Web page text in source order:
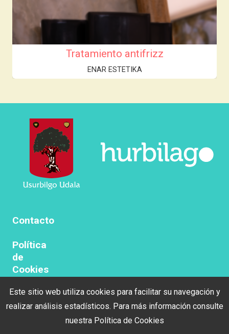
Tratamiento antifrizz
ENAR ESTETIKA
Contacto
Política
de
Cookies
Politica
de
Este sitio web utiliza cookies para facilitar su navegación y
realizar análisis estadísticos. Para más información consulte
nuestra Política de Cookies